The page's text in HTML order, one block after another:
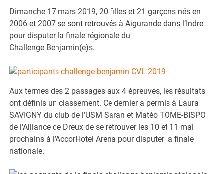
Dimanche 17 mars 2019, 20 filles et 21 garçons nés en
2006 et 2007 se sont retrouvés à Aigurande dans l’Indre
pour disputer la finale régionale du
Challenge Benjamin(e)s.
Aux termes des 2 passages aux 4 épreuves, les résultats
ont définis un classement. Ce dernier a permis à Laura
SAVIGNY du club de l’USM Saran et Matéo TOME-BISPO
de l’Alliance de Dreux de se retrouver les 10 et 11 mai
prochains à l’AccorHotel Arena pour disputer la finale
nationale.